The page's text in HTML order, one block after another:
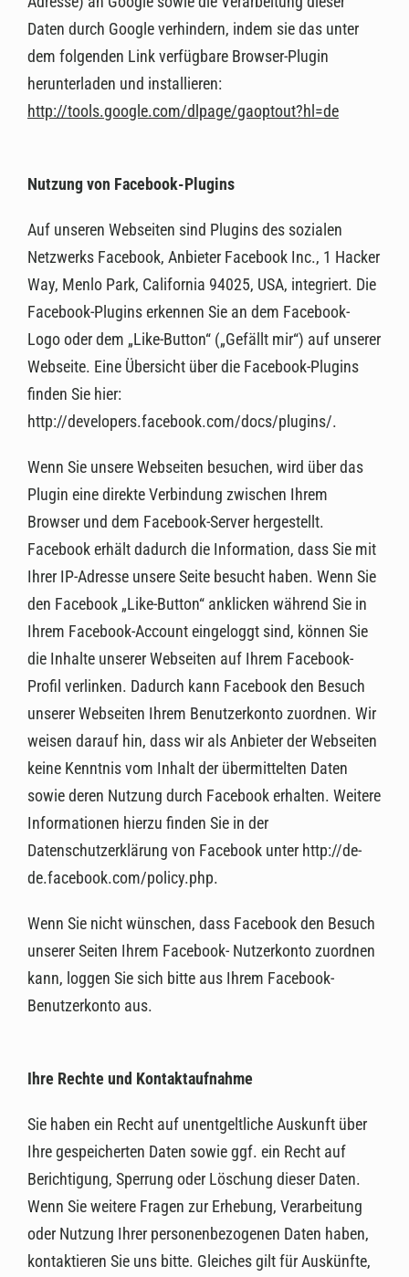
Daten durch Google verhindern, indem sie das unter
dem folgenden Link verfügbare Browser-Plugin
herunterladen und installieren:
http://tools.google.com/dlpage/gaoptout?hl=de
Nutzung von Facebook-Plugins
Auf unseren Webseiten sind Plugins des sozialen
Netzwerks Facebook, Anbieter Facebook Inc., 1 Hacker
Way, Menlo Park, California 94025, USA, integriert. Die
Facebook-Plugins erkennen Sie an dem Facebook-
Logo oder dem „Like-Button“ („Gefällt mir“) auf unserer
Webseite. Eine Übersicht über die Facebook-Plugins
finden Sie hier:
http://developers.facebook.com/docs/plugins/.
Wenn Sie unsere Webseiten besuchen, wird über das
Plugin eine direkte Verbindung zwischen Ihrem
Browser und dem Facebook-Server hergestellt.
Facebook erhält dadurch die Information, dass Sie mit
Ihrer IP-Adresse unsere Seite besucht haben. Wenn Sie
den Facebook „Like-Button“ anklicken während Sie in
Ihrem Facebook-Account eingeloggt sind, können Sie
die Inhalte unserer Webseiten auf Ihrem Facebook-
Profil verlinken. Dadurch kann Facebook den Besuch
unserer Webseiten Ihrem Benutzerkonto zuordnen. Wir
weisen darauf hin, dass wir als Anbieter der Webseiten
keine Kenntnis vom Inhalt der übermittelten Daten
sowie deren Nutzung durch Facebook erhalten. Weitere
Informationen hierzu finden Sie in der
Datenschutzerklärung von Facebook unter http://de-
de.facebook.com/policy.php.
Wenn Sie nicht wünschen, dass Facebook den Besuch
unserer Seiten Ihrem Facebook- Nutzerkonto zuordnen
kann, loggen Sie sich bitte aus Ihrem Facebook-
Benutzerkonto aus.
Ihre Rechte und Kontaktaufnahme
Sie haben ein Recht auf unentgeltliche Auskunft über
Ihre gespeicherten Daten sowie ggf. ein Recht auf
Berichtigung, Sperrung oder Löschung dieser Daten.
Wenn Sie weitere Fragen zur Erhebung, Verarbeitung
oder Nutzung Ihrer personenbezogenen Daten haben,
kontaktieren Sie uns bitte. Gleiches gilt für Auskünfte,